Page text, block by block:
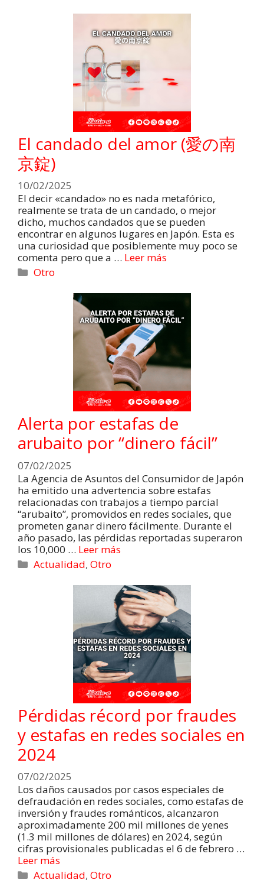
El candado del amor (愛の南
京錠)
10/02/2025
El decir «candado» no es nada metafórico,
realmente se trata de un candado, o mejor
dicho, muchos candados que se pueden
encontrar en algunos lugares en Japón. Esta es
una curiosidad que posiblemente muy poco se
comenta pero que a … Leer más
Otro
Alerta por estafas de
arubaito por “dinero fácil”
07/02/2025
La Agencia de Asuntos del Consumidor de Japón
ha emitido una advertencia sobre estafas
relacionadas con trabajos a tiempo parcial
“arubaito”, promovidos en redes sociales, que
prometen ganar dinero fácilmente. Durante el
año pasado, las pérdidas reportadas superaron
los 10,000 … Leer más
Actualidad,Otro
Pérdidas récord por fraudes
y estafas en redes sociales en
2024
07/02/2025
Los daños causados por casos especiales de
defraudación en redes sociales, como estafas de
inversión y fraudes románticos, alcanzaron
aproximadamente 200 mil millones de yenes
(1.3 mil millones de dólares) en 2024, según
cifras provisionales publicadas el 6 de febrero …
Leer más
Actualidad,Otro